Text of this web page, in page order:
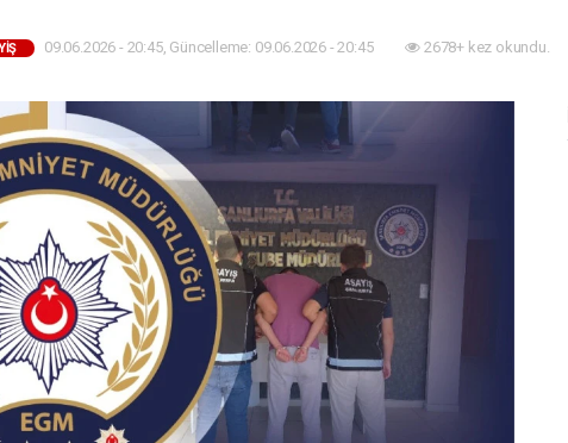
09.06.2026 - 20:45, Güncelleme: 09.06.2026 - 20:45 2678+ kez okundu.